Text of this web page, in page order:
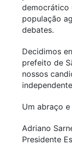
democrático
população
debates.
Decidimos
prefeito de
nossos
Um abraço
Adriano
Presidente